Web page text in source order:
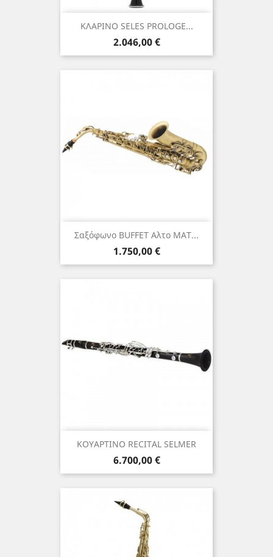
ΚΛΑΡΙΝΟ SELES PROLOGE...
Τιμή
2.046,00 €
Σαξόφωνο BUFFET Αλτο MAT...
Τιμή
1.750,00 €
ΚΟΥΑΡΤΙΝΟ RECITAL SELMER
Τιμή
6.700,00 €